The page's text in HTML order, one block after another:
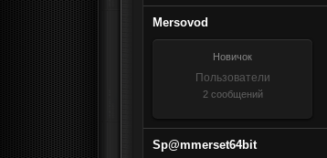
Mersovod
Новичок
Пользователи
2 сообщений
Sp@mmerset64bit